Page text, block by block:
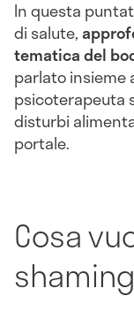
In questa
di salute,
tematica del
parlato insieme
psicoterapeuta
disturbi
portale.
Cosa
shaming